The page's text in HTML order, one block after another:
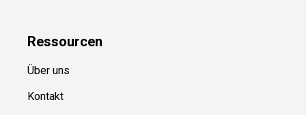
Ressourcen
Über uns
Kontakt